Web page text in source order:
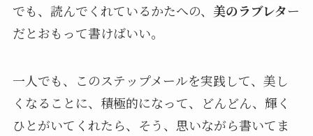
でも、読んでくれているかたへの、 美のラブレター
だとおもって書けばいい。
一人でも、このステップメールを実践して、美し
くなることに、積極的になって、どんどん、輝く
ひとがいてくれたら、そう、思いながら書いてま